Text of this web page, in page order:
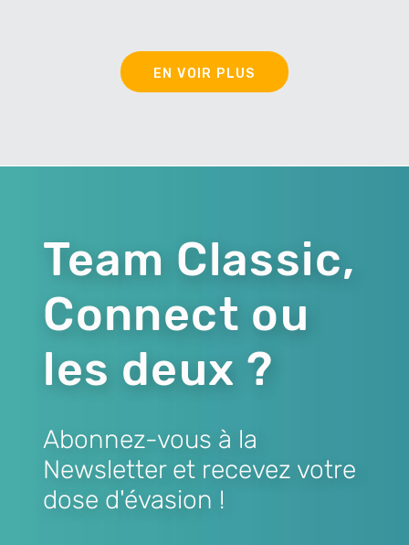
EN VOIR PLUS
Team Classic,
Connect ou
les deux ?
Abonnez-vous à la
Newsletter et recevez votre
dose d'évasion !